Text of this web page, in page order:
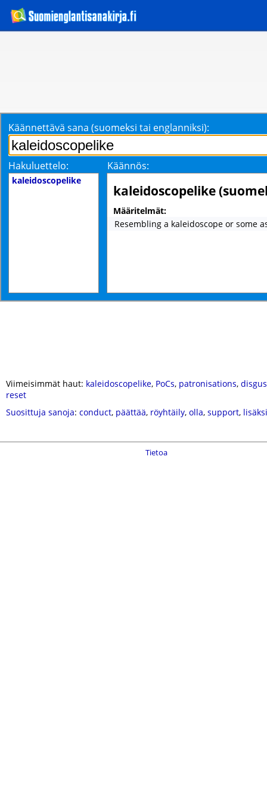
Käännettävä sana (suomeksi tai englanniksi):
Hakuluettelo: Käännös:
kaleidoscopelike
kaleidoscopelike
Määritelmät:
Resembling a kaleidoscope or some
Viimeisimmät haut: kaleidoscopelike, PoCs, patronisations,
reset
Suosittuja sanoja: conduct, päättää, röyhtäily, olla, support, lisäksi
Tietoa